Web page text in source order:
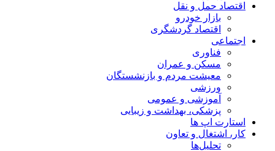
اقتصاد حمل و نقل
بازار خودرو
اقتصاد گردشگری
اجتماعی
فناوری
مسکن و عمران
معیشت مردم و بازنشستگان
ورزشی
آموزشی و عمومی
پزشکی، بهداشت و زیبایی
استارت اپ ها
کار، اشتغال و تعاون
تحلیل‌ها